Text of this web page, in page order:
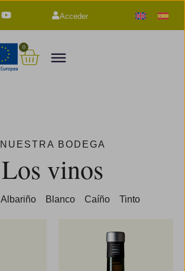
Acceder
0
NUESTRA BODEGA
Los vinos
Albariño Blanco Caíño Tinto